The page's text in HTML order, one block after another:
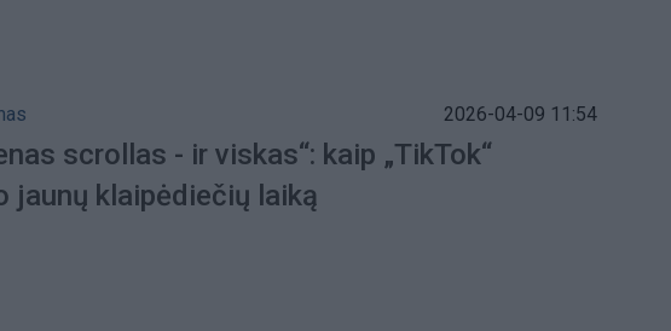
2026-04-09 11:54
scrollas - ir viskas“: kaip „TikTok“
jaunų klaipėdiečių laiką